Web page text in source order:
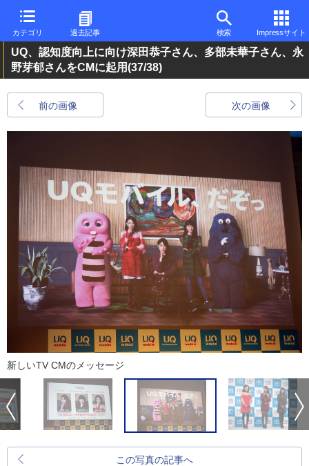
カテゴリ 過去記事 検索 Impressサイト
UQ、認知度向上に向け深田恭子さん、多部未華子さん、永
野芽郁さんをCMに起用(37/38)
前の画像 次の画像
新しいTV CMのメッセージ
この写真の記事へ